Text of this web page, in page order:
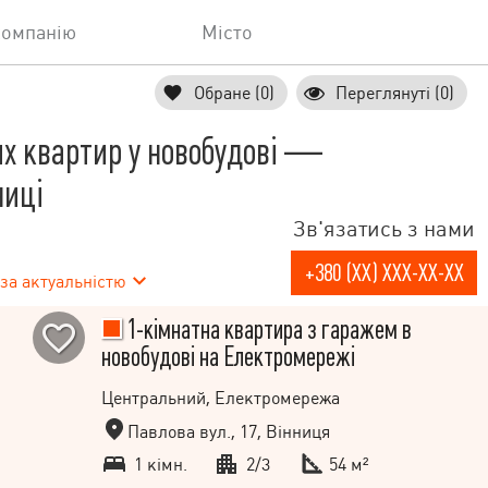
Місто
Обране (0) Переглянуті (0)
квартир у новобудові —
за актуальністю
Зв'язатись з нами
+380 (XX) XXX-XX-XX
1-кімнатна квартира з гаражем в
новобудові на Електромережі
Центральний, Електромережа
Павлова вул., 17, Вінниця
1 кімн.
2/3
54 м²